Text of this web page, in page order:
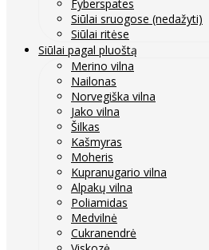
Fyberspates
Siūlai sruogose (nedažyti)
Siūlai ritėse
Siūlai pagal pluoštą
Merino vilna
Nailonas
Norvegiška vilna
Jako vilna
Šilkas
Kašmyras
Moheris
Kupranugario vilna
Alpakų vilna
Poliamidas
Medvilnė
Cukranendrė